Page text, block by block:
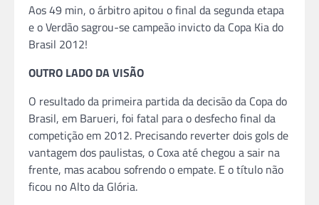
Aos 49 min, o árbitro apitou o final da segunda etapa
e o Verdão sagrou-se campeão invicto da Copa Kia do
Brasil 2012!
OUTRO LADO DA VISÃO
O resultado da primeira partida da decisão da Copa do
Brasil, em Barueri, foi fatal para o desfecho final da
competição em 2012. Precisando reverter dois gols de
vantagem dos paulistas, o Coxa até chegou a sair na
frente, mas acabou sofrendo o empate. E o título não
ficou no Alto da Glória.